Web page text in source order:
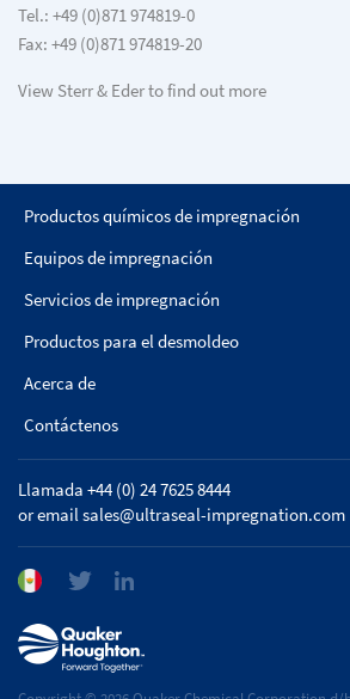
Tel.: +49 (0)871 974819-0
Fax: +49 (0)871 974819-20
View Sterr & Eder to find out more
Productos químicos de impregnación
Equipos de impregnación
Servicios de impregnación
Productos para el desmoldeo
Acerca de
Contáctenos
Llamada +44 (0) 24 7625 8444
or emailsales@ultraseal-impregnation.com